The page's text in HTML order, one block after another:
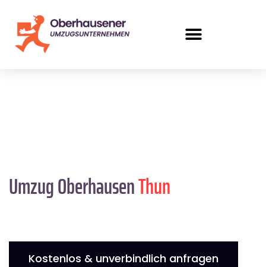
Umzug OberhausenThun
Kostenlos & unverbindlich anfragen